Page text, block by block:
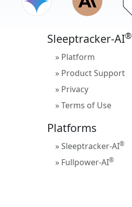
Sleeptracker-AI®
» Platform
» Product Support
» Privacy
» Terms of Use
Platforms
» Sleeptracker-AI®
» Fullpower-AI®